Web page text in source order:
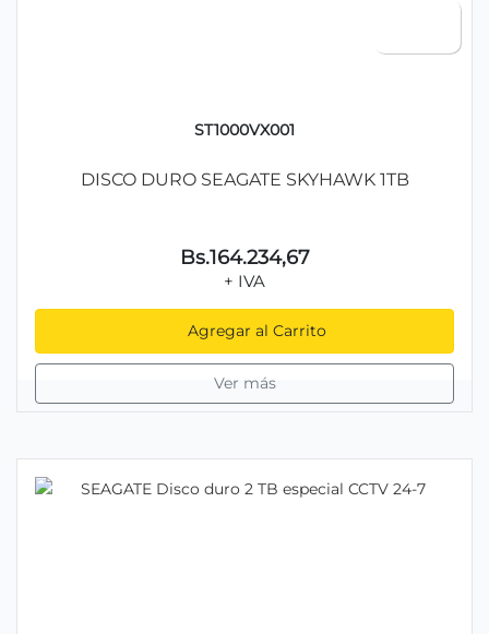
ST1000VX001
DISCO DURO SEAGATE SKYHAWK 1TB
Bs.164.234,67
+ IVA
Agregar al Carrito
Ver más